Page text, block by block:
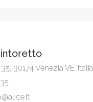
30174 Venezia VE, Italia